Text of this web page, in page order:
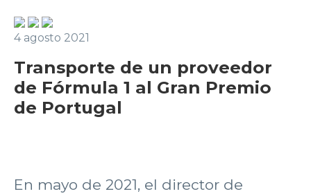
4 agosto 2021
Transporte de un proveedor
de Fórmula 1 al Gran Premio
de Portugal
En mayo de 2021, el director de